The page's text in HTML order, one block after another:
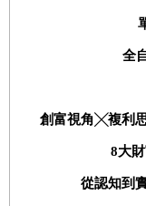
全
創富視角╳複利
8大
從認知到